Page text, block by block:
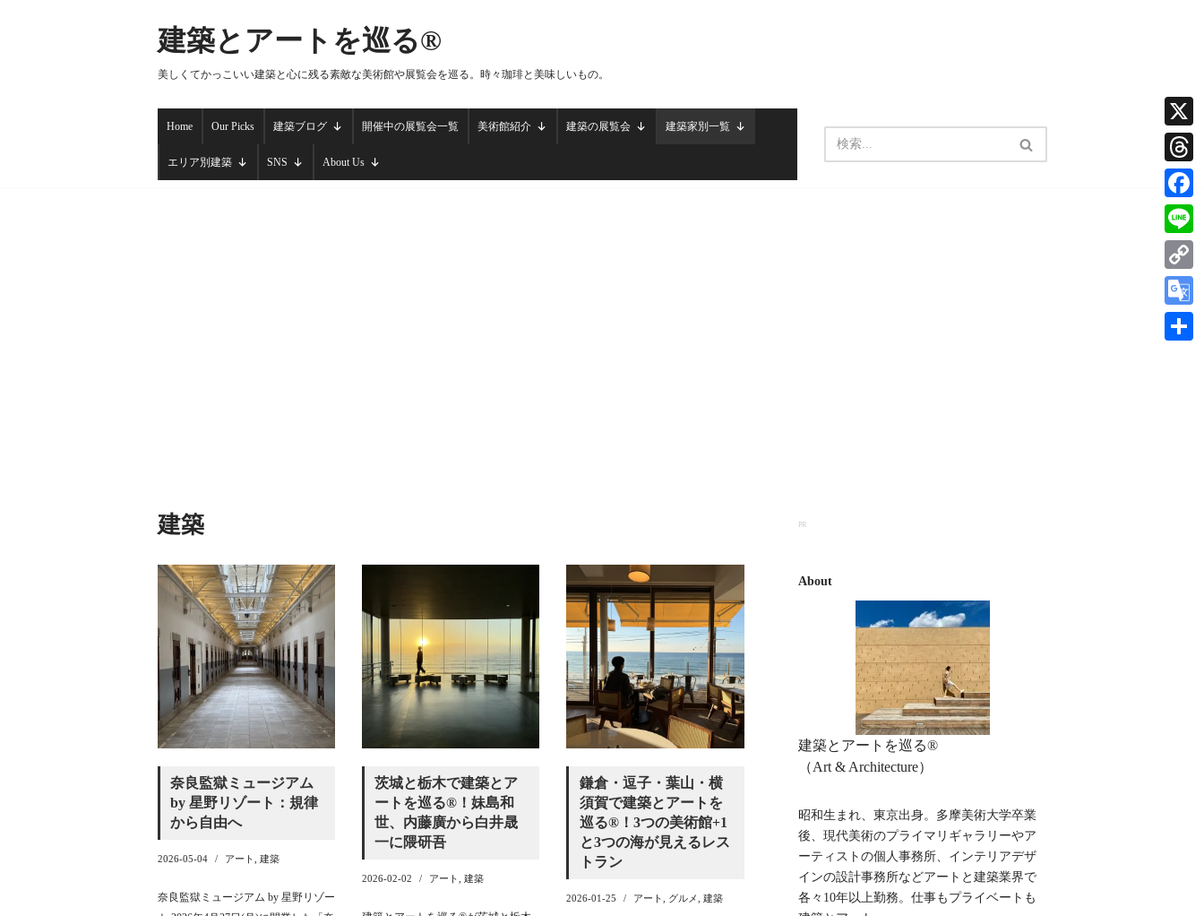
建築とアートを巡る®
美しくてかっこいい建築と心に残る素敵な美術館や展覧会を巡る。時々珈琲と美味しいもの。
Home Our Picks 建築ブログ 開催中の展覧会一覧 美術館紹介 建築の展覧会 建築家別一覧
エリア別建築 SNS About Us
建築
奈良監獄ミュージアム
by 星野リゾート：規律
から自由へ
2026-05-04 アート 建築
奈良監獄ミュージアム by 星野リゾー
茨城と栃木で建築とア
ートを巡る®︎！妹島和
世、内藤廣から白井晟
一に隈研吾
2026-02-02 アート 建築
鎌倉・逗子・葉山・横
須賀で建築とアートを
巡る®︎！3つの美術館+1
と3つの海が見えるレス
トラン
2026-01-25 アート グルメ ,建築
PR
About
建築とアートを巡る®︎
（Art & Architecture）
昭和生まれ、東京出身。多摩美術大学卒業
後、現代美術のプライマリギャラリーやア
ーティストの個人事務所、インテリアデザ
インの設計事務所などアートと建築業界で
各々10年以上勤務。仕事もプライベートも
X
Threads
Line
Copy
Link
Google